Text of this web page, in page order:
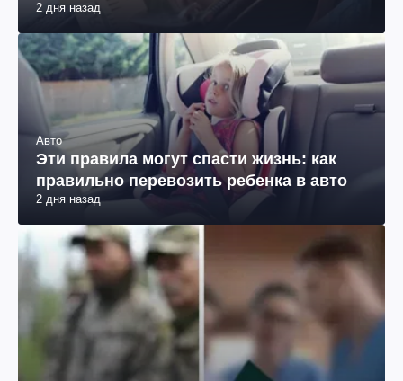
2 дня назад
Авто
Эти правила могут спасти жизнь: как
правильно перевозить ребенка в авто
2 дня назад